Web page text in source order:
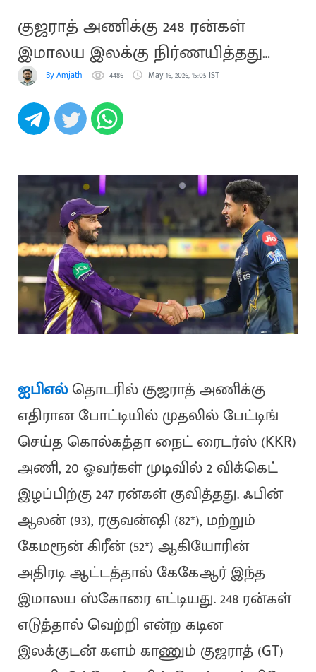
குஜராத் அணிக்கு 248 ரன்கள்
இமாலய இலக்கு நிர்ணயித்தது
கேகேஆர்
By Amjath 4486 May 16, 2026, 15:05 IST
ஐபிஎல்தொடரில் குஜராத் அணிக்கு
எதிரான போட்டியில் முதலில் பேட்டிங்
செய்த கொல்கத்தா நைட் ரைடர்ஸ் (KKR)
அணி, 20 ஓவர்கள் முடிவில் 2 விக்கெட்
இழப்பிற்கு 247 ரன்கள் குவித்தது. ஃபின்
ஆலன் (93), ரகுவன்ஷி (82*), மற்றும்
கேமரூன் கிரீன் (52*) ஆகியோரின்
அதிரடி ஆட்டத்தால் கேகேஆர் இந்த
இமாலய ஸ்கோரை எட்டியது. 248 ரன்கள்
எடுத்தால் வெற்றி என்ற கடின
இலக்குடன் களம் காணும் குஜராத் (GT)